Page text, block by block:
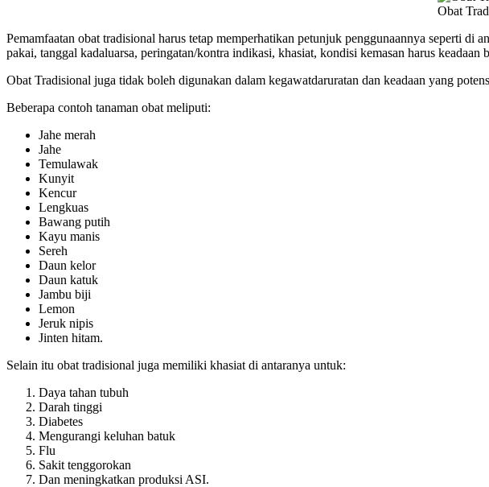
Obat
Pemamfaatan obat tradisional harus tetap memperhatikan petunjuk penggunaannya seperti di
pakai, tanggal kadaluarsa, peringatan/kontra indikasi, khasiat, kondisi kemasan harus
Obat Tradisional juga tidak boleh digunakan dalam kegawatdaruratan dan keadaan yang
Beberapa contoh tanaman obat meliputi:
Jahe merah
Jahe
Temulawak
Kunyit
Kencur
Lengkuas
Bawang putih
Kayu manis
Sereh
Daun kelor
Daun katuk
Jambu biji
Lemon
Jeruk nipis
Jinten hitam.
Selain itu obat tradisional juga memiliki khasiat di antaranya untuk:
Daya tahan tubuh
Darah tinggi
Diabetes
Mengurangi keluhan batuk
Flu
Sakit tenggorokan
Dan meningkatkan produksi ASI.